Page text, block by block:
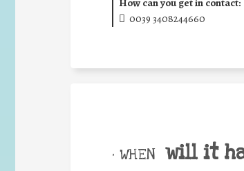
0039 3408244660
• WHEN will it